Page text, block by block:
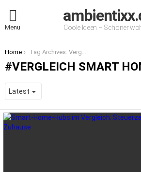
Menu Coole Ideen – Schöner
You are here:
Home Tag Archives: Vergleich Smart Home Hubs
VERGLEICH SMART
LATEST